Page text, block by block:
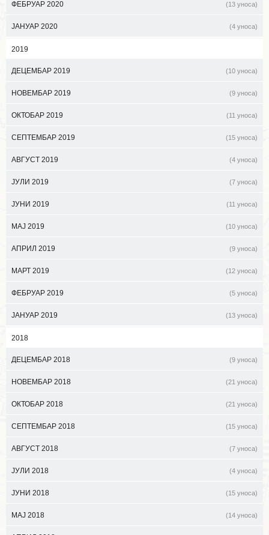
ФЕБРУАР 2020 (13 уноса)
ЈАНУАР 2020 (4 уноса)
2019
ДЕЦЕМБАР 2019 (10 уноса)
НОВЕМБАР 2019 (9 уноса)
ОКТОБАР 2019 (11 уноса)
СЕПТЕМБАР 2019 (15 уноса)
АВГУСТ 2019 (4 уноса)
ЈУЛИ 2019 (7 уноса)
ЈУНИ 2019 (11 уноса)
МАЈ 2019 (10 уноса)
АПРИЛ 2019 (9 уноса)
МАРТ 2019 (12 уноса)
ФЕБРУАР 2019 (5 уноса)
ЈАНУАР 2019 (13 уноса)
2018
ДЕЦЕМБАР 2018 (9 уноса)
НОВЕМБАР 2018 (21 уноса)
ОКТОБАР 2018 (21 уноса)
СЕПТЕМБАР 2018 (15 уноса)
АВГУСТ 2018 (7 уноса)
ЈУЛИ 2018 (4 уноса)
ЈУНИ 2018 (15 уноса)
МАЈ 2018 (14 уноса)